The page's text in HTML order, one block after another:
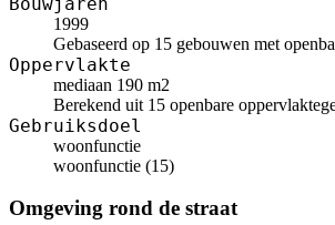
1999
Gebaseerd op 15 gebouwen met
Oppervlakte
mediaan 190 m2
Berekend uit 15 openbare
Gebruiksdoel
woonfunctie
woonfunctie (15)
Omgeving rond de straat